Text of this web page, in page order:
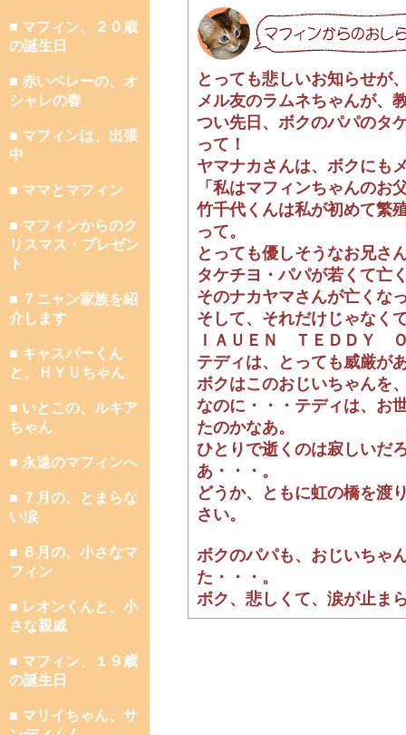
■ マフィン、２０歳
の誕生日
■ 赤いベレーの、オ
シャレの春
■ マフィンは、出張
中
■ ママとマフィン
■ マフィンからのク
リスマス・プレゼン
ト
■ ７ニャン家族を紹
介します
■ キャスパーくん
と、ＨＹＵちゃん
■ いとこの、ルキア
ちゃん
■ 永遠のマフィンへ
■ ７月の、とまらな
い涙
■ ６月の、小さなマ
フィン
■ レオンくんと、小
さな親戚
■ マフィン、１９歳
の誕生日
■ マリイちゃん、サ
とっても悲しいお知らせが
メル友のラムネちゃんが、
つい先日、ボクのパパのタ
って！
ヤマナカさんは、ボクにも
「私はマフィンちゃんのお
竹千代くんは私が初めて繁
って。
とっても優しそうなお兄さ
タケチヨ・パパが若くて亡
そのナカヤマさんが亡くな
そして、それだけじゃなく
ＩＡＵＥＮ ＴＥＤＤＹ
テディは、とっても威厳が
ボクはこのおじいちゃんを
なのに・・・テディは、お
たのかなあ。
ひとりで逝くのは寂しいだ
あ・・・。
どうか、ともに虹の橋を渡
さい。
ボクのパパも、おじいちゃ
た・・・。
ボク、悲しくて、涙が止ま